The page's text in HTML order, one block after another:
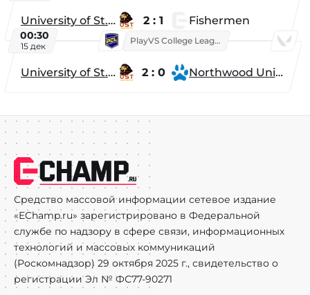
University of St. Thomas 2 : 1 Fishermen
00:30
15 дек
PlayVS College League 2025: Fall
University of St. Thomas 2 : 0 Northwood University
Средство массовой информации сетевое издание
«EChamp.ru» зарегистрировано в Федеральной
службе по надзору в сфере связи, информационных
технологий и массовых коммуникаций
(Роскомнадзор) 29 октября 2025 г., свидетельство о
регистрации Эл № ФС77-90271